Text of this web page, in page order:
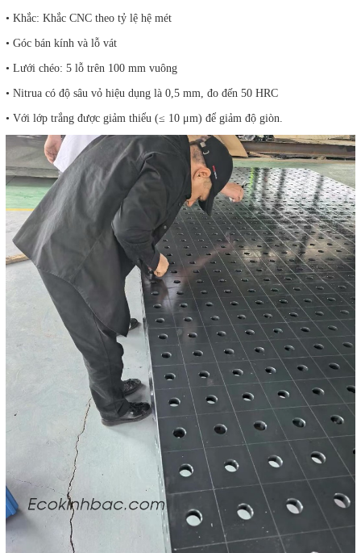
• Khắc: Khắc CNC theo tỷ lệ hệ mét
• Góc bán kính và lỗ vát
• Lưới chéo: 5 lỗ trên 100 mm vuông
• Nitrua có độ sâu vỏ hiệu dụng là 0,5 mm, đo đến 50 HRC
• Với lớp trắng được giảm thiểu (≤ 10 μm) để giảm độ giòn.